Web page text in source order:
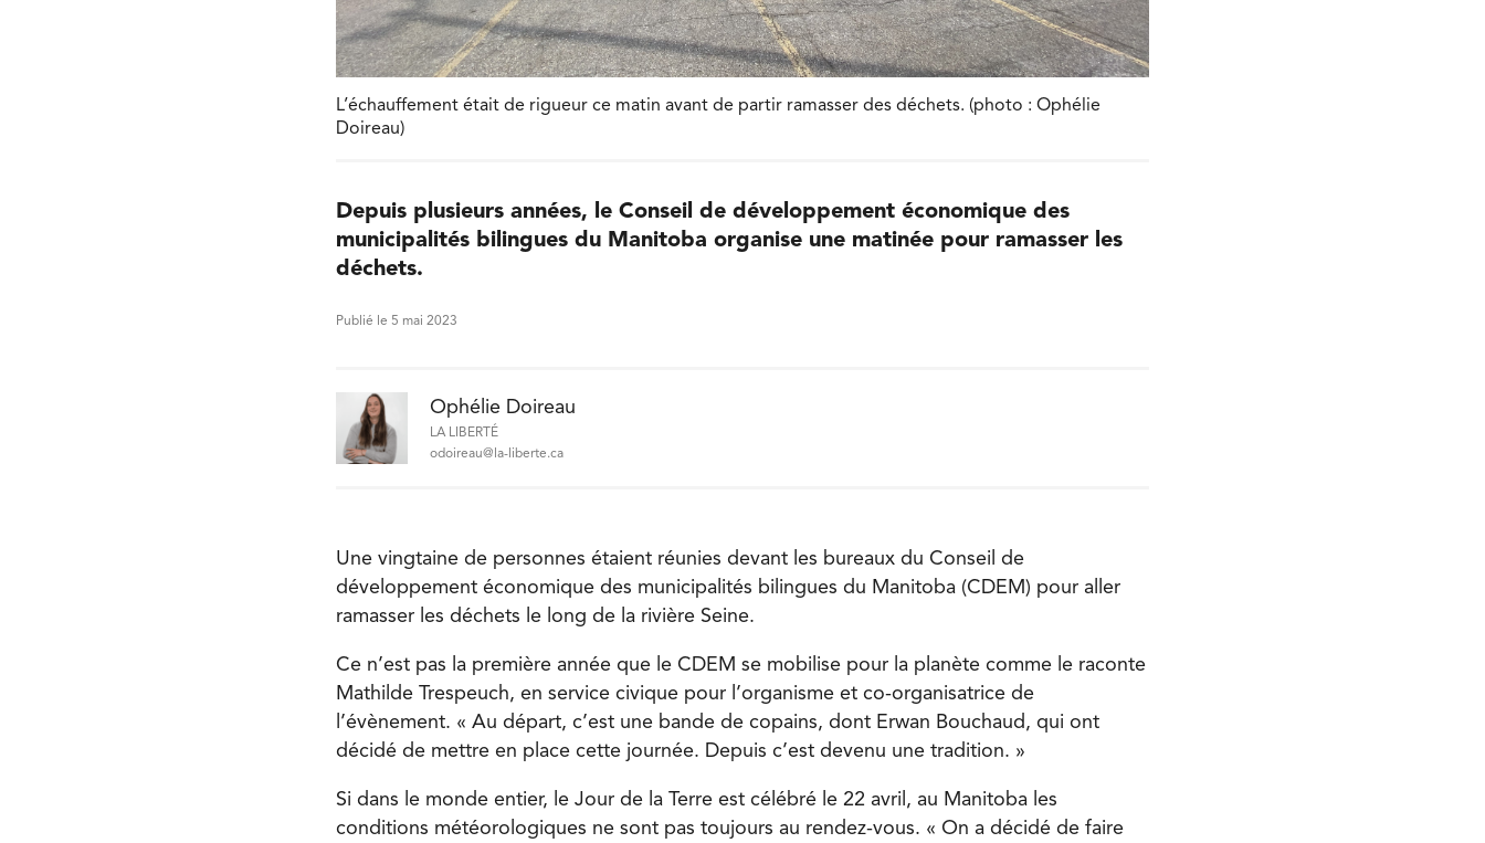
L’échauffement était de rigueur ce matin avant de partir ramasser des déchets. (photo : Ophélie
Doireau)
Depuis plusieurs années, le Conseil de développement économique des
municipalités bilingues du Manitoba organise une matinée pour ramasser les
déchets.
Publié le 5 mai 2023
Ophélie Doireau
LA LIBERTÉ
odoireau@la-liberte.ca
Une vingtaine de personnes étaient réunies devant les bureaux du Conseil de
développement économique des municipalités bilingues du Manitoba (CDEM) pour aller
ramasser les déchets le long de la rivière Seine.
Ce n’est pas la première année que le CDEM se mobilise pour la planète comme le raconte
Mathilde Trespeuch, en service civique pour l’organisme et co-organisatrice de
l’évènement. « Au départ, c’est une bande de copains, dont Erwan Bouchaud, qui ont
décidé de mettre en place cette journée. Depuis c’est devenu une tradition. »
Si dans le monde entier, le Jour de la Terre est célébré le 22 avril, au Manitoba les
conditions météorologiques ne sont pas toujours au rendez-vous. « On a décidé de faire